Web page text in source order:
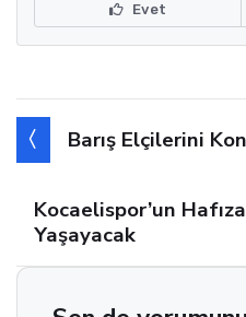
Evet
Barış Elçilerini
Kocaelispor’un
Yaşayacak